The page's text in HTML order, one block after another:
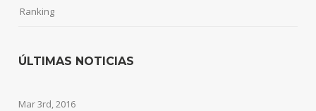
Ranking
ÚLTIMAS NOTICIAS
Mar 3rd, 2016